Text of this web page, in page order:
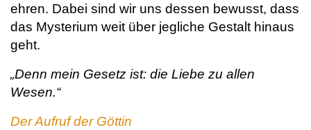
ehren. Dabei sind wir uns dessen bewusst, dass
das Mysterium weit über jegliche Gestalt hinaus
geht.
„Denn mein Gesetz ist: die Liebe zu allen
Wesen.“
Der Aufruf der Göttin